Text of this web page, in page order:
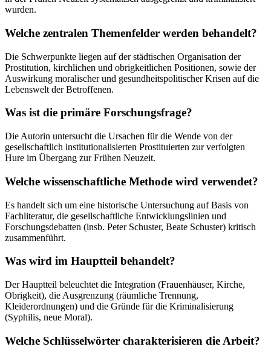
wurden.
Welche zentralen Themenfelder werden behandelt?
Die Schwerpunkte liegen auf der städtischen Organisation der
Prostitution, kirchlichen und obrigkeitlichen Positionen, sowie der
Auswirkung moralischer und gesundheitspolitischer Krisen auf die
Lebenswelt der Betroffenen.
Was ist die primäre Forschungsfrage?
Die Autorin untersucht die Ursachen für die Wende von der
gesellschaftlich institutionalisierten Prostituierten zur verfolgten
Hure im Übergang zur Frühen Neuzeit.
Welche wissenschaftliche Methode wird verwendet?
Es handelt sich um eine historische Untersuchung auf Basis von
Fachliteratur, die gesellschaftliche Entwicklungslinien und
Forschungsdebatten (insb. Peter Schuster, Beate Schuster) kritisch
zusammenführt.
Was wird im Hauptteil behandelt?
Der Hauptteil beleuchtet die Integration (Frauenhäuser, Kirche,
Obrigkeit), die Ausgrenzung (räumliche Trennung,
Kleiderordnungen) und die Gründe für die Kriminalisierung
(Syphilis, neue Moral).
Welche Schlüsselwörter charakterisieren die Arbeit?